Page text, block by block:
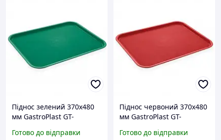
Піднос зелений 370х480
мм GastroPlast GT-
Готово до відправки
Піднос червоний 370х480
мм GastroPlast GT-
Готово до відправки